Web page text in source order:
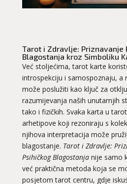
Tarot i Zdravlje: Priznavanje
Blagostanja kroz Simboliku
Već stoljećima, tarot karte
introspekciju i samospoznaju, a
može poslužiti kao ključ za
razumijevanja naših unutarnjih
tako i fizičkih. Svaka karta u
arhetipove koji rezoniraju s
njihova interpretacija može
blagostanje. Tarot i Zdravlje:
Psihičkog Blagostanjanije samo
već praktična metoda koja se
posjetom tarot centru, gdje